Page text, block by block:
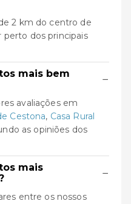
2 km do centro de
perto dos principais
mais bem
−
avaliações em
Cestona, Casa Rural
as opiniões dos
mais
−
entre os nossos